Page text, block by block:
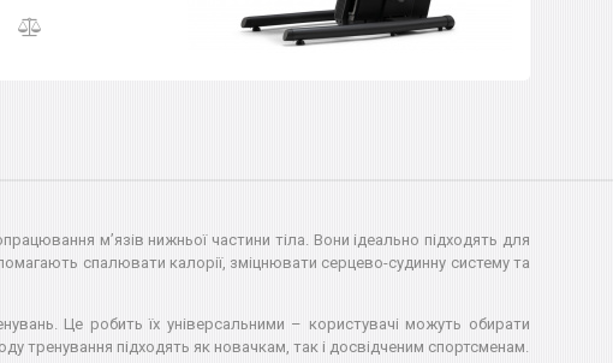
м’язів нижньої частини тіла. Вони ідеально підходять для
спалювати калорії, зміцнювати серцево-судинну систему та
Це робить їх універсальними – користувачі можуть обирати
тренування підходять як новачкам, так і досвідченим спортсменам.